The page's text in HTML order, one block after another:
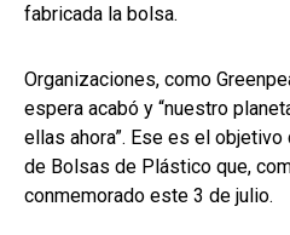
fabricada la bolsa.
Organizaciones, como
espera acabó y “nuestro
ellas ahora”. Ese es el
de Bolsas de Plástico que,
conmemorado este 3 de julio.